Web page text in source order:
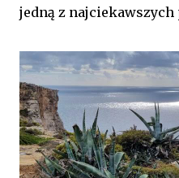
jedną z